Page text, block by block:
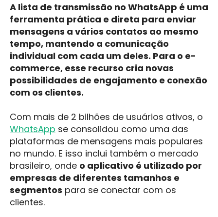
A lista de transmissão no WhatsApp é uma
ferramenta prática e direta para enviar
mensagens a vários contatos ao mesmo
tempo, mantendo a comunicação
individual com cada um deles. Para o e-
commerce, esse recurso cria novas
possibilidades de engajamento e conexão
com os clientes.
Com mais de 2 bilhões de usuários ativos, o
WhatsApp se consolidou como uma das
plataformas de mensagens mais populares
no mundo. E isso inclui também o mercado
brasileiro, onde o aplicativo é utilizado por
empresas de diferentes tamanhos e
segmentos para se conectar com os
clientes.